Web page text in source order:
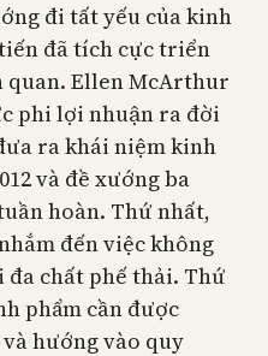
đi tất yếu của kinh
đã tích cực triển
quan. Ellen McArthur
phi lợi nhuận ra đời
ra khái niệm kinh
và đề xướng ba
hoàn. Thứ nhất,
đến việc không
đa chất phế thải. Thứ
phẩm cần được
hướng vào quy